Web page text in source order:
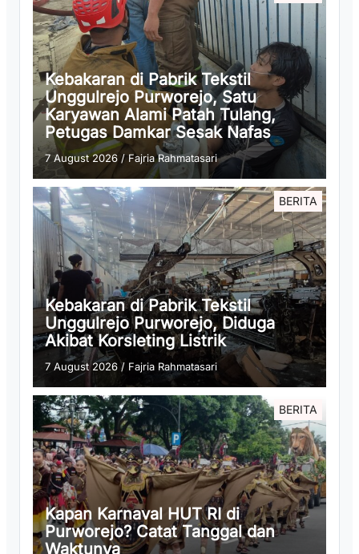
Kebakaran di Pabrik Tekstil
Unggulrejo Purworejo, Satu
Karyawan Alami Patah Tulang,
Petugas Damkar Sesak Nafas
7 August 2026 /Fajria Rahmatasari
BERITA
Kebakaran di Pabrik Tekstil
Unggulrejo Purworejo, Diduga
Akibat Korsleting Listrik
7 August 2026/ Fajria Rahmatasari
BERITA
Kapan Karnaval HUT RI di
Purworejo? Catat Tanggal dan
Waktunya